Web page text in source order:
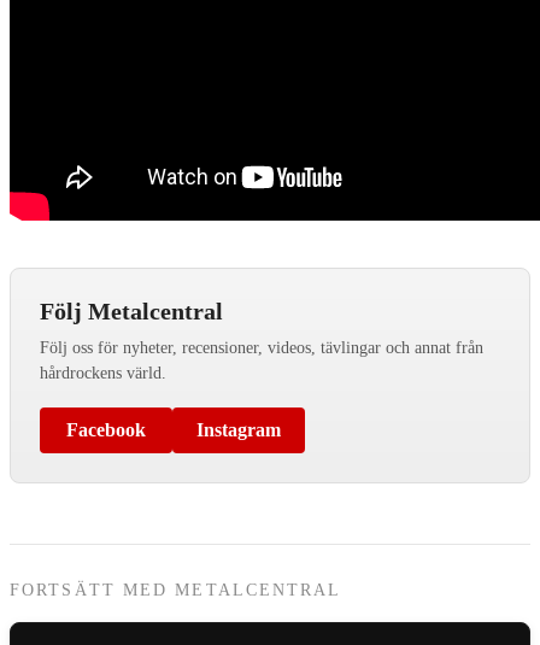
Följ Metalcentral
Följ oss för nyheter, recensioner, videos, tävlingar och annat från
hårdrockens värld.
Facebook Instagram
FORTSÄTT MED METALCENTRAL